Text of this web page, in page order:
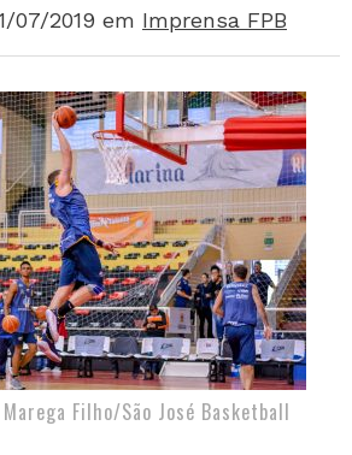
07/2019 em Imprensa FPB
Filho/São José Basketball